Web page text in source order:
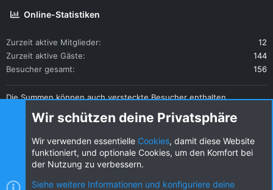
Online-Statistiken
Zurzeit aktive Mitglieder
12
Zurzeit aktive Gäste
144
Besucher gesamt
156
Die Summen können auch versteckte Besucher enthalten.
Diese Seite teilen
Wir schützen deine Privatsphäre
Wir verwenden essentielle Cookies, damit diese Website
funktioniert, und optionale Cookies, um den Komfort bei
der Nutzung zu verbessern.
Siehe weitere Informationen und konfiguriere deine